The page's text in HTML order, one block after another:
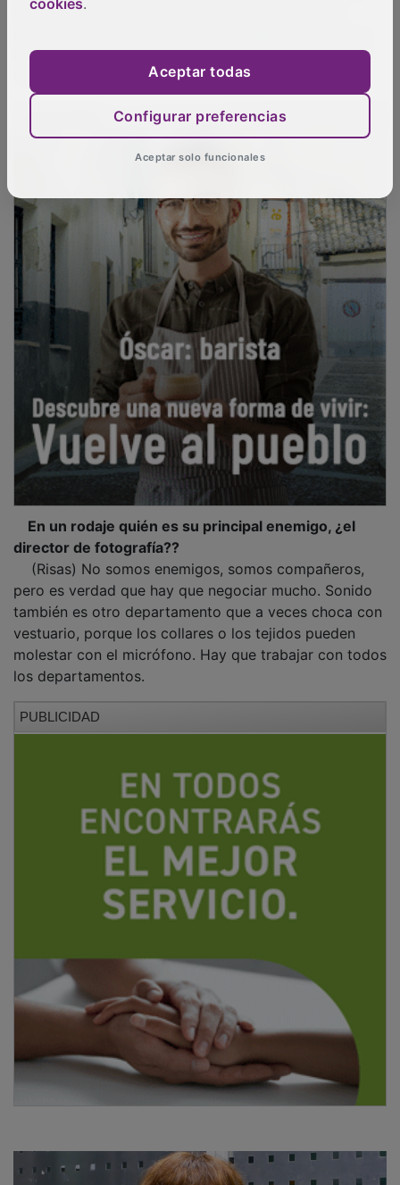
en España está mejorando mucho.
PUBLICIDAD
director de fotografía??
(Risas) No somos enemigos, somos compañeros,
pero es verdad que hay que negociar mucho. Sonido
también es otro departamento que a veces choca con
vestuario, porque los collares o los tejidos pueden
molestar con el micrófono. Hay que trabajar con todos
los departamentos.
cookies.
Aceptar todas
Configurar preferencias
Aceptar solo funcionales